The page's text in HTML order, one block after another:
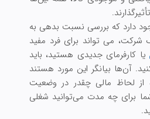
دارد که بررسی نسبت بدهی به
می تواند برای فرد مفید
یا کارفرمای جدیدی هستید، باید
آن‌ها بیانگر این مورد هستند
از لحاظ مالی چقدر در وضعیت
برای چه مدت می‌توانید شغلی